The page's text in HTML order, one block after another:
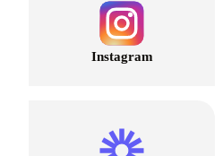
Instagram